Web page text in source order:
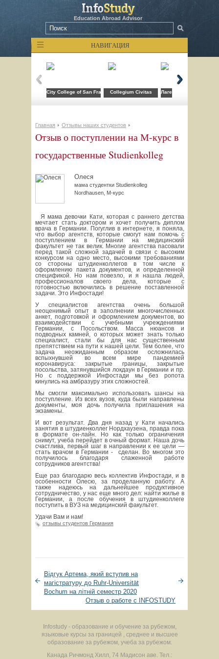
Education Abroad Advisor
НАВИГАЦИЯ
City College of San FranciscoCollegium Civitas Лагерь компьютерных
Главная Отзывы наших студентов
Отзыв о поступлении на М-курс в
государственные Studienkolleg
Олеся
мама студентки Studienkolleg
Nordhausen, М-курс
Я мама девочки Кати, которая с раннего детства
мечтает стать доктором и хочет получить диплом
врача в Германии. Погуглив в интернете, я поняла,
что выбор агентств, которые смогут нам помочь с
поступлением в Германии на медицинский
факультет не так велик. Многие агентства пасовали
перед такой сложной задачей в связи с высоким
конкурсом на одно место, высокими требованиями
со стороны штудиенколлегов в том числе к
оформлению пакета документов, и определенной
спецификой. Но нам повезло, и я нашла людей,
профессионалов своего дела, которые с
готовностью включились в решение поставленной
задачи. Это Инфостади!
У специалистов агентства очень большой
неоценимый опыт в заполнении многочисленных
анкет, подготовкой и оформлением документов, во
взаимодействии с учебными учреждениями
Германии, с Посольством. Масса нюансов и
подводных камней, о которых может знать только
специалист, стали бы для нас существенным
препятствием на пути к нашей цели. Тем более, что
задача неожиданным образом осложнилась
вспыхнувшей во всем мире пандемией
коронавируса: закрытые границы, закрытые
посольства, затянувшийся локдаун в Германии и пр.
Но с поддержкой Инфостади мы без ропота
кинулись на амбразуру этих сложностей.
Мы смогли максимально использовать шансы на
поступление. Из всех вузов, куда были направлены
документы, моя дочь получила приглашения на
экзамены.
И вот результат. Два дня назад у Кати начались
занятия в штудиенколлег Нордхаузена, правда пока
в формате он-лайн. Но как только ограничения
снимут, учеба перейдет в очный формат. Наша дочь
счастлива, первый шаг в направлении к ее цели —
стать врачом в Германии - сделан. Во многом это
получилось благодаря слаженной работе
сотрудников агентства!
Еще раз благодарю весь коллектив Инфостади, и в
особенности Олесю, за проделанную работу. А
также надеюсь на дальнейшее продуктивное
сотрудничество, у нас еще много дел: найти жилье в
Германии, а после обучения в штудиенколлеге
поступить в ВУЗ на медицинский факультет.
Удачи Вам и нам!
отзывы студентов Германия
Відгук Артема, який вступив на
магістратуру до Ruhr-Universität
Bochum на літній семестр 2020
Отзыв о работе с INFOSTUDY
Infostudy - образование и обучение за рубежом,
языковые курсы за границей , среднее и высшее
образование за рубежом, учеба за рубежом.
Канада Ричмонд Хилл, 74 Мадисон аве. Тел.: